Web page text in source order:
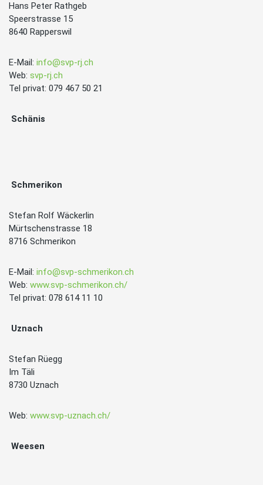
Hans Peter Rathgeb
Speerstrasse 15
8640 Rapperswil
E-Mail: info@svp-rj.ch
Web: svp-rj.ch
Tel privat: 079 467 50 21
Schänis
Schmerikon
Stefan Rolf Wäckerlin
Mürtschenstrasse 18
8716 Schmerikon
E-Mail: info@svp-schmerikon.ch
Web: www.svp-schmerikon.ch/
Tel privat: 078 614 11 10
Uznach
Stefan Rüegg
Im Täli
8730 Uznach
Web: www.svp-uznach.ch/
Weesen